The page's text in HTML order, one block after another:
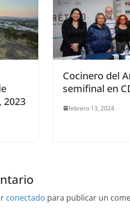
2023
Cocinero del
semifinal en
febrero 13, 2024
conectado para publicar un